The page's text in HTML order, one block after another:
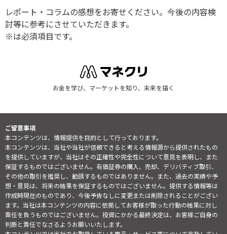
レポート・コラムの感想をお寄せください。今後の内容検
討等に参考にさせていただきます。
※は必須項目です。
お金を学び、マーケットを知り、未来を描く
ご留意事項
本コンテンツは、情報提供を目的として行っております。
本コンテンツは、当社や当社が信頼できると考える情報源から提供されたもの
を提供していますが、当社はその正確性や完全性について意見を表明し、また
保証するものではございません。有価証券の購入、売却、デリバティブ取引、
その他の取引を推奨し、勧誘するものではありません。また、過去の実績や予
想・意見は、将来の結果を保証するものではございません。提供する情報等は
作成時現在のものであり、今後予告なしに変更または削除されることがござい
ます。当社は本コンテンツの内容に依拠してお客様が取った行動の結果に対し
責任を負うものではございません。投資にかかる最終決定は、お客様ご自身の
判断と責任でなさるようお願いいたします。